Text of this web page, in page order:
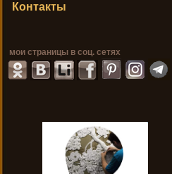
Контакты
мои страницы в соц. сетях